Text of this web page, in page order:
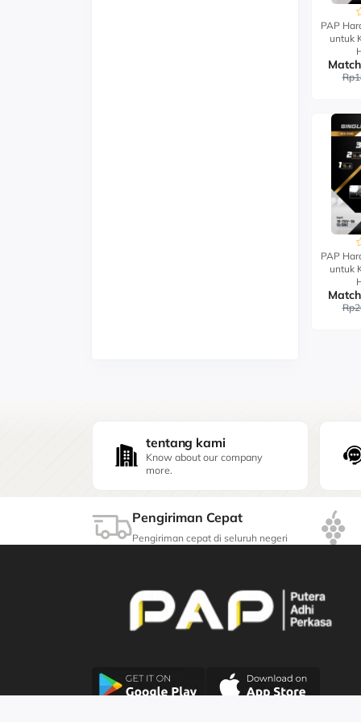
PAP
untuk
PAP
untuk
tentang kami
Know about our company
more.
Pengiriman Cepat
Pengiriman cepat di seluruh negeri